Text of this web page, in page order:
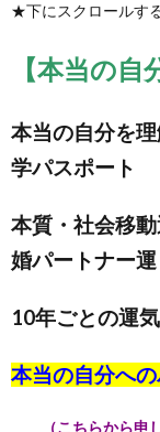
★下にスクロールす
【本当の自
本当の自分を
学パスポート
本質・社会移
婚パートナー運
10年ごとの運
本当の自分へ
（こちらから申し